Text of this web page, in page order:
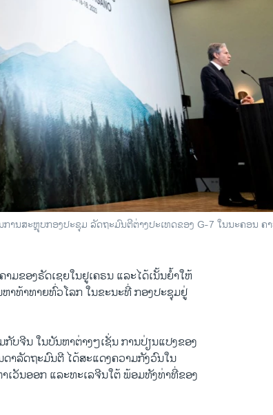
ານສະຫຼຸບກອງປະຊຸມ ລັດຖະມົນຕີຕ່າງປະເທດຂອງ G-7 ໃນນະຄອນ ຄ
ມຂອງຣັດເຊຍໃນຢູເຄຣນ ແລະໄດ້ເນັ້ນຍໍ້າໃຫ້
າທ້າທາຍທົ່ວໂລກ ໃນຂະນະທີ່ ກອງປະຊຸມຢູ່
ບຈີນ ໃນບັນຫາຕ່າງໆເຊັ່ນ ການປ່ຽນແປງຂອງ
າລັດຖະມົນຕີ ໄດ້ສະແດງຄວາມກັງວົນໃນ
ເວັນອອກ ແລະທະເລຈີນໃຕ້ ພ້ອມທັງທ່າທີ່ຂອງ